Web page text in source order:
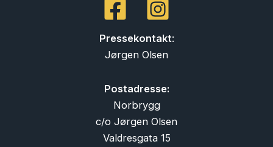
Pressekontakt:
Jørgen Olsen
Postadresse:
Norbrygg
c/o Jørgen Olsen
Valdresgata 15